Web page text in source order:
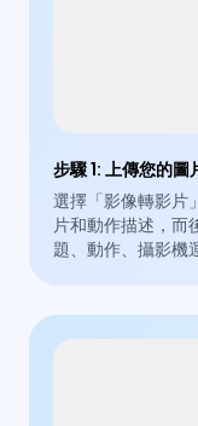
步驟 1:上傳您的圖
選擇「影像轉影片
片和動作描述，而
題、動作、攝影機